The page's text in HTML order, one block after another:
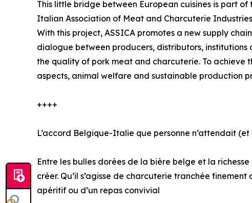
This little bridge between European cuisines is part of
Italian Association of Meat and Charcuterie
With this project, ASSICA promotes a new supply
dialogue between producers, distributors, institutions
the quality of pork meat and charcuterie. To achieve
aspects, animal welfare and sustainable production
++++
L’accord Belgique-Italie que personne n’attendait
Entre les bulles dorées de la bière belge et la
créer. Qu’il s’agisse de charcuterie tranchée
apéritif ou d’un repas convivial